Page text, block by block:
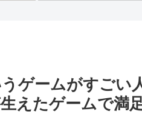
ゲームがすごい
えたゲームで満